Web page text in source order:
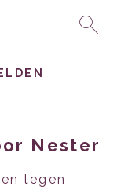
Nester
tegen